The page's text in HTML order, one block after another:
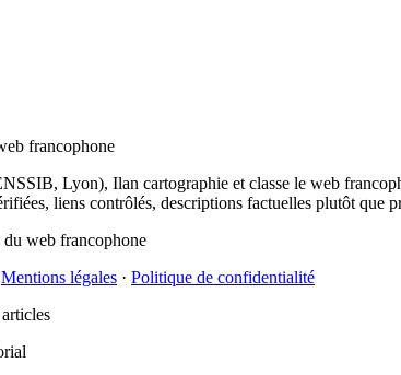
francophone
Lyon), Ilan cartographie et classe le web
liens contrôlés, descriptions factuelles plutôt que
web francophone
Mentions légales · Politique de confidentialité